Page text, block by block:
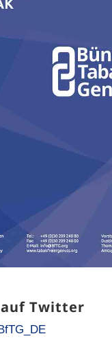
auf Twitter